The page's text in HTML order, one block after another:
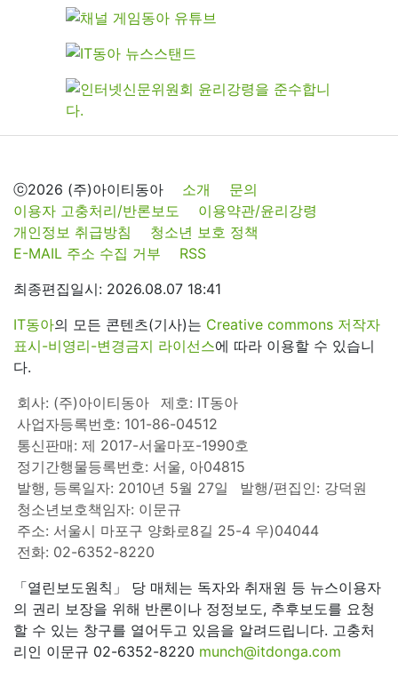
ⓒ2026 (주)아이티동아 소개
문의
이용자 고충처리/반론보도
이용약관/윤리강령
개인정보 취급방침
청소년 보호 정책
E-MAIL 주소 수집 거부
RSS
최종편집일시: 2026.08.07 18:41
IT동아의 모든 콘텐츠(기사)는 Creative commons 저작자
표시-비영리-변경금지 라이선스에 따라 이용할 수 있습니
다.
회사: (주)아이티동아
제호: IT동아
사업자등록번호: 101-86-04512
통신판매: 제 2017-서울마포-1990호
정기간행물등록번호: 서울, 아04815
발행, 등록일자: 2010년 5월 27일
발행/편집인: 강덕원
청소년보호책임자: 이문규
주소: 서울시 마포구 양화로8길 25-4 우)04044
전화: 02-6352-8220
「열린보도원칙」 당 매체는 독자와 취재원 등 뉴스이용자
의 권리 보장을 위해 반론이나 정정보도, 추후보도를 요청
할 수 있는 창구를 열어두고 있음을 알려드립니다. 고충처
리인 이문규 02-6352-8220 munch@itdonga.com